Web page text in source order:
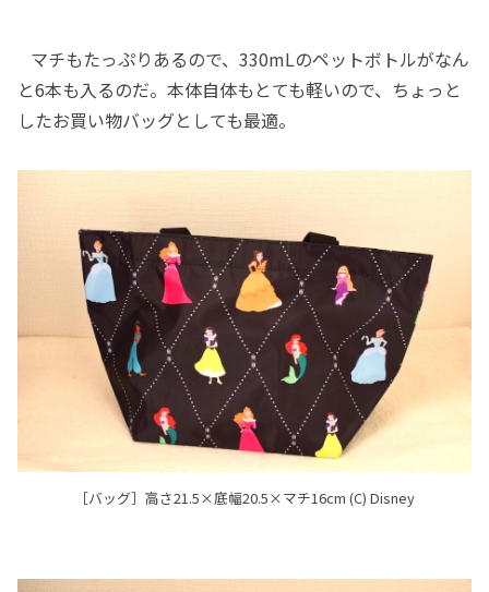
マチもたっぷりあるので、330mLのペットボトルがなん
と6本も入るのだ。本体自体もとても軽いので、ちょっと
したお買い物バッグとしても最適。
［バッグ］高さ21.5×底幅20.5×マチ16cm (C) Disney